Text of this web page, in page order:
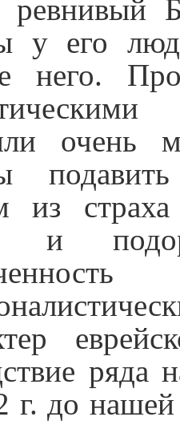
у его
него.
очень
из страха
и
ряда
г. до нашей